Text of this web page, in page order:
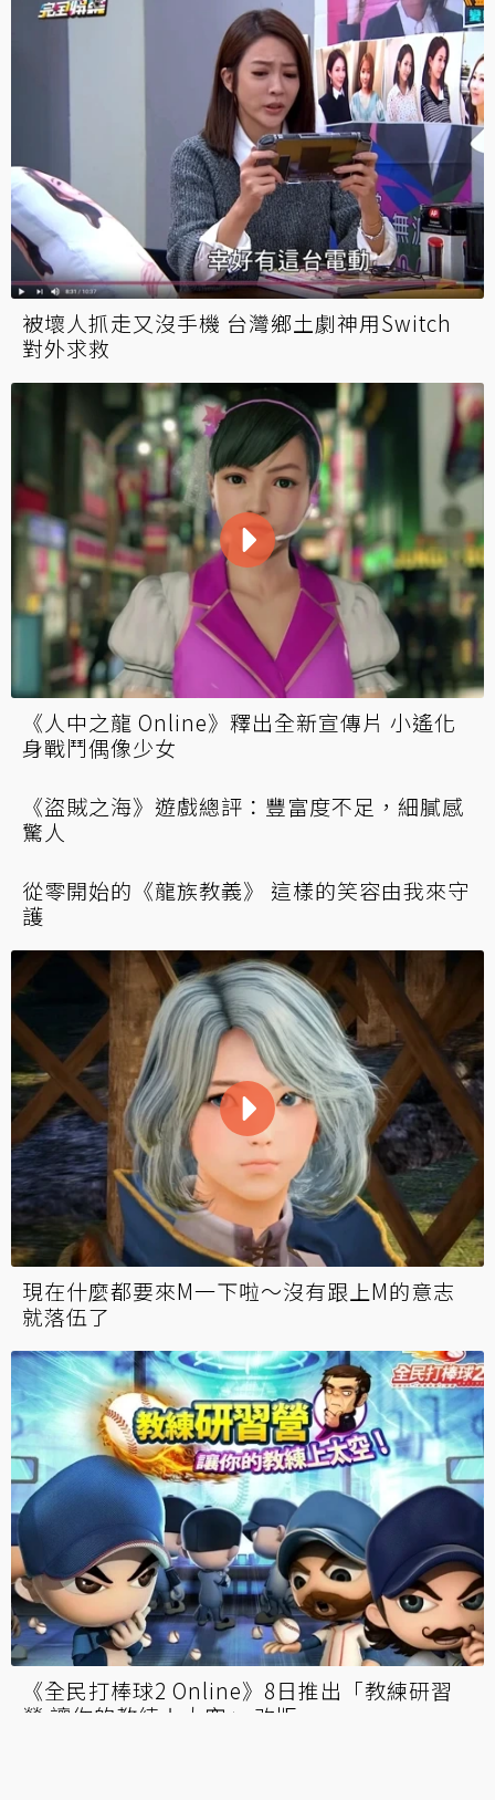
被壞人抓走又沒手機 台灣鄉土劇神用Switch
對外求救
《人中之龍 Online》釋出全新宣傳片 小遙化
身戰鬥偶像少女
《盜賊之海》遊戲總評：豐富度不足，細膩感
驚人
從零開始的《龍族教義》 這樣的笑容由我來守
護